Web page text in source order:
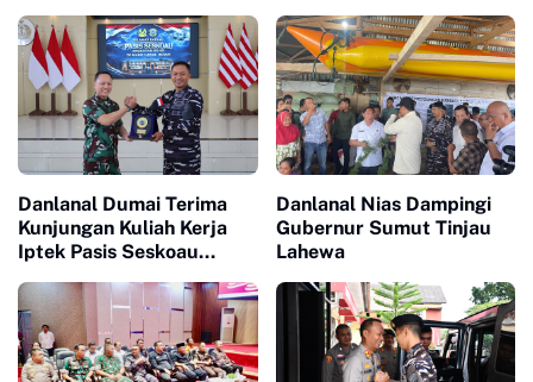
Danlanal Dumai Terima
Kunjungan Kuliah Kerja
Iptek Pasis Seskoau
Danlanal Nias Dampingi
Gubernur Sumut Tinjau
Lahewa